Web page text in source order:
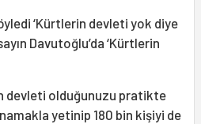
‘Kürtlerin devleti yok diye
Davutoğlu’da ‘Kürtlerin
devleti olduğunuzu pratikte
yetinip 180 bin kişiyi de